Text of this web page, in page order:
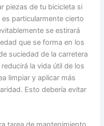
piezas de tu bicicleta si
particularmente cierto
se estirará
que se forma en los
suciedad de la carretera
la vida útil de los
limpiar y aplicar más
Esto debería evitar